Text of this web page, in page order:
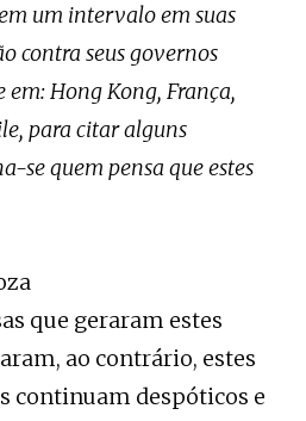
um intervalo em suas
contra seus governos
em: Hong Kong, França,
para citar alguns
se quem pensa que estes
que geraram estes
ao contrário, estes
continuam despóticos e